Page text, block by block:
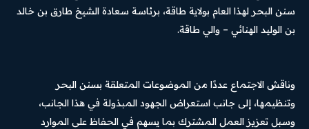
سنن البحر لهذا العام بولاية طاقة، برئاسة سعادة الشيخ طارق بن خالد
بن الوليد الهنائي – والي طاقة.
وناقش الاجتماع عددًا من الموضوعات المتعلقة بسنن البحر
وتنظيمها، إلى جانب استعراض الجهود المبذولة في هذا الجانب،
وسبل تعزيز العمل المشترك بما يسهم في الحفاظ على الموارد